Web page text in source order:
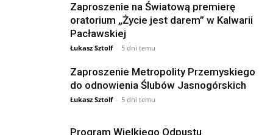
Zaproszenie na Światową premierę
oratorium „Życie jest darem” w Kalwarii
Pacławskiej
Łukasz Sztolf - 5 dni temu
Zaproszenie Metropolity Przemyskiego
do odnowienia Ślubów Jasnogórskich
Łukasz Sztolf - 5 dni temu
Program Wielkiego Odpustu